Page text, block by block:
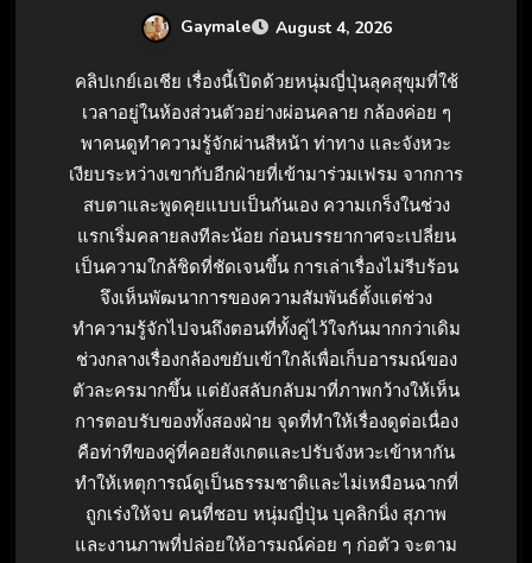
Gaymale August 4, 2026
คลิปเกย์เอเชีย เรื่องนี้เปิดด้วยหนุ่มญี่ปุ่นลุคสุขุมที่ใช้
เวลาอยู่ในห้องส่วนตัวอย่างผ่อนคลาย กล้องค่อย ๆ
พาคนดูทำความรู้จักผ่านสีหน้า ท่าทาง และจังหวะ
เงียบระหว่างเขากับอีกฝ่ายที่เข้ามาร่วมเฟรม จากการ
สบตาและพูดคุยแบบเป็นกันเอง ความเกร็งในช่วง
แรกเริ่มคลายลงทีละน้อย ก่อนบรรยากาศจะเปลี่ยน
เป็นความใกล้ชิดที่ชัดเจนขึ้น การเล่าเรื่องไม่รีบร้อน
จึงเห็นพัฒนาการของความสัมพันธ์ตั้งแต่ช่วง
ทำความรู้จักไปจนถึงตอนที่ทั้งคู่ไว้ใจกันมากกว่าเดิม
ช่วงกลางเรื่องกล้องขยับเข้าใกล้เพื่อเก็บอารมณ์ของ
ตัวละครมากขึ้น แต่ยังสลับกลับมาที่ภาพกว้างให้เห็น
การตอบรับของทั้งสองฝ่าย จุดที่ทำให้เรื่องดูต่อเนื่อง
คือท่าทีของคู่ที่คอยสังเกตและปรับจังหวะเข้าหากัน
ทำให้เหตุการณ์ดูเป็นธรรมชาติและไม่เหมือนฉากที่
ถูกเร่งให้จบ คนที่ชอบ หนุ่มญี่ปุ่น บุคลิกนิ่ง สุภาพ
และงานภาพที่ปล่อยให้อารมณ์ค่อย ๆ ก่อตัว จะตาม